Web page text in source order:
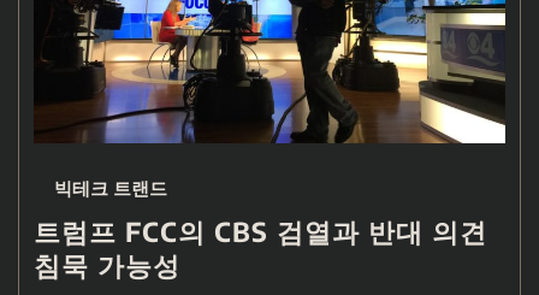
빅테크 트랜드
트럼프 FCC의 CBS 검열과 반대 의견
침묵 가능성